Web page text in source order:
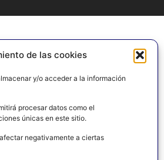
de las cookies
y/o acceder a la información
procesar datos como el
únicas en este sitio.
negativamente a ciertas